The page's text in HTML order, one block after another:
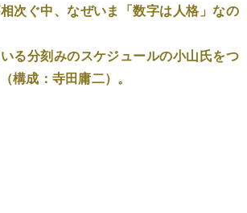
次ぐ中、なぜいま「数字は人格」なの
る分刻みのスケジュールの小山氏をつ
構成：寺田庸二）。